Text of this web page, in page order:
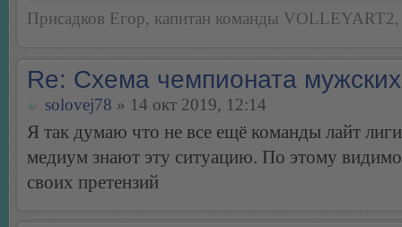
Присадков Егор, капитан команды
Re: Схема чемпионата
solovej78 » 14 окт 2019, 12:14
Я так думаю что не все ещё команды лайт
медиум знают эту ситуацию. По этому
своих претензий